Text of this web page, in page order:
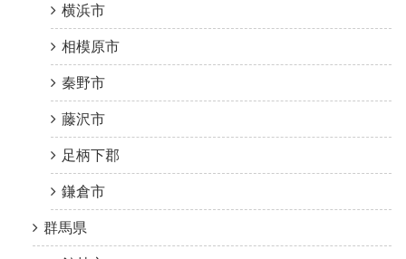
横浜市
相模原市
秦野市
藤沢市
足柄下郡
鎌倉市
群馬県